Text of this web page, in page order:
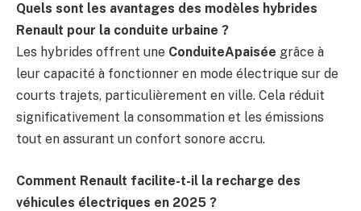
Quels sont les avantages des modèles hybrides
Renault pour la conduite urbaine ?
Les hybrides offrent une ConduiteApaisée grâce à
leur capacité à fonctionner en mode électrique sur de
courts trajets, particulièrement en ville. Cela réduit
significativement la consommation et les émissions
tout en assurant un confort sonore accru.
Comment Renault facilite-t-il la recharge des
véhicules électriques en 2025 ?